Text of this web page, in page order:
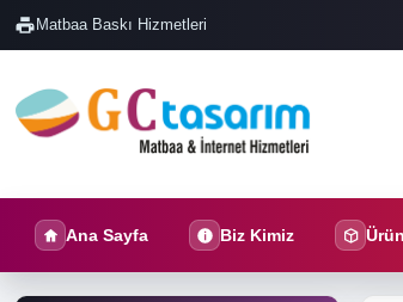
Matbaa Baskı Hizmetleri
Ana Sayfa Biz Kimiz